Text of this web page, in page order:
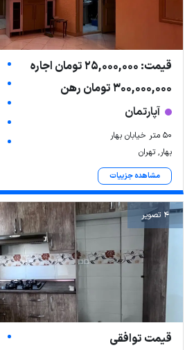
Leaflet
قیمت: 25,000,000 تومان اجاره
300,000,000 تومان رهن
آپارتمان
۵۰ متر خیابان بهار
بهار, تهران
مشاهده جزییات
4 تصویر
قیمت توافقی